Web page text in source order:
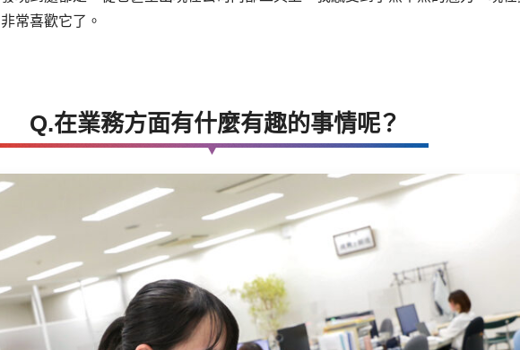
非常喜歡它了。
Q.在業務方面有什麼有趣的事情呢？